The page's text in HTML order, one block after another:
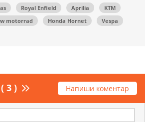
Royal Enfield Aprilia
KTM
motorrad Honda Hornet
Vespa
3 ) Напиши коментар